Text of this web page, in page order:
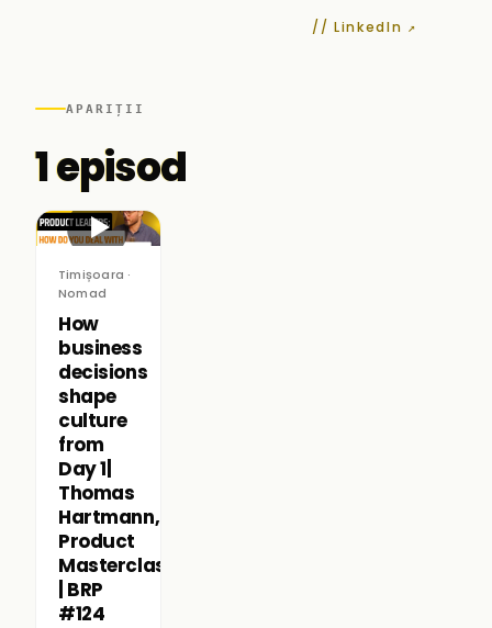
// LinkedIn ↗
APARIȚII
1 episod
▶
Timișoara ·
Nomad
How
business
decisions
shape
culture
from
Day 1|
Thomas
Hartmann,
Product
Masterclass
| BRP
#124